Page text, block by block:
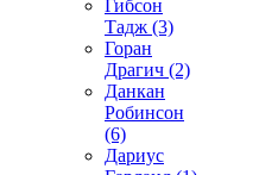
Гибсон
Тадж (3)
Горан
Драгич (2)
Данкан
Робинсон
(6)
Дариус